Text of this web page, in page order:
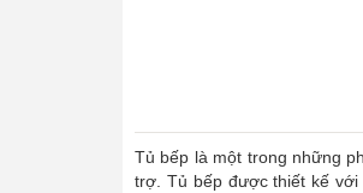
Tủ bếp là một trong những
trợ. Tủ bếp được thiết kế